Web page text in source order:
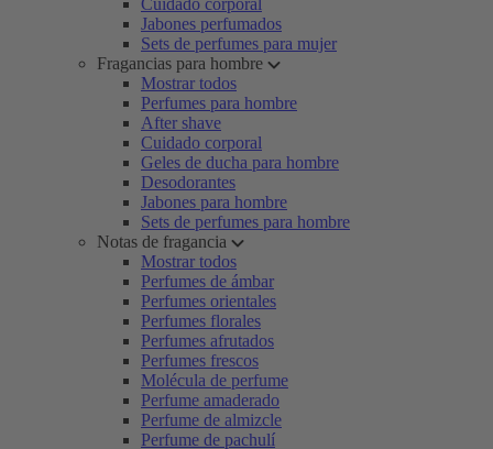
Cuidado corporal
Jabones perfumados
Sets de perfumes para mujer
Fragancias para hombre
Mostrar todos
Perfumes para hombre
After shave
Cuidado corporal
Geles de ducha para hombre
Desodorantes
Jabones para hombre
Sets de perfumes para hombre
Notas de fragancia
Mostrar todos
Perfumes de ámbar
Perfumes orientales
Perfumes florales
Perfumes afrutados
Perfumes frescos
Molécula de perfume
Perfume amaderado
Perfume de almizcle
Perfume de pachulí